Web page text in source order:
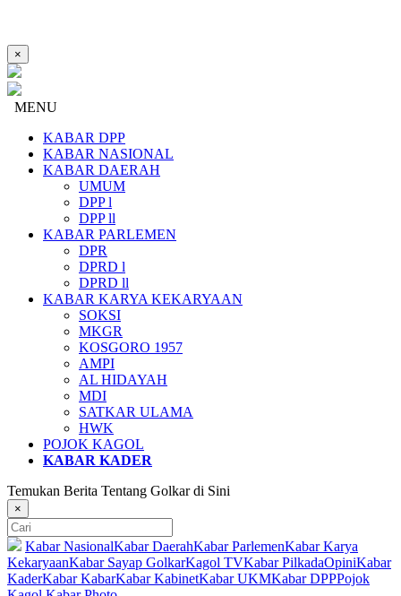
×
MENU
KABAR DPP
KABAR NASIONAL
KABAR DAERAH
UMUM
DPP l
DPP ll
KABAR PARLEMEN
DPR
DPRD l
DPRD ll
KABAR KARYA KEKARYAAN
SOKSI
MKGR
KOSGORO 1957
AMPI
AL HIDAYAH
MDI
SATKAR ULAMA
HWK
POJOK KAGOL
KABAR KADER
Temukan Berita Tentang Golkar di Sini
×
Kabar NasionalKabar DaerahKabar ParlemenKabar Karya
KekaryaanKabar Sayap GolkarKagol TVKabar PilkadaOpiniKabar
KaderKabar KabarKabar KabinetKabar UKMKabar DPPPojok